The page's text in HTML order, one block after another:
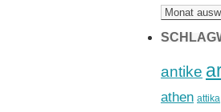
ARCHIV:
AB
2014
antike
athen attika